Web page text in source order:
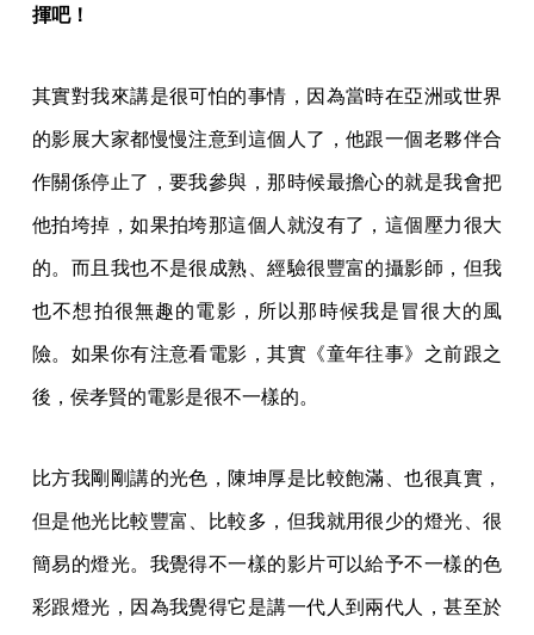
揮吧！
其實對我來講是很可怕的事情，因為當時在亞洲或世界
的影展大家都慢慢注意到這個人了，他跟一個老夥伴合
作關係停止了，要我參與，那時候最擔心的就是我會把
他拍垮掉，如果拍垮那這個人就沒有了，這個壓力很大
的。而且我也不是很成熟、經驗很豐富的攝影師，但我
也不想拍很無趣的電影，所以那時候我是冒很大的風
險。如果你有注意看電影，其實《童年往事》之前跟之
後，侯孝賢的電影是很不一樣的。
比方我剛剛講的光色，陳坤厚是比較飽滿、也很真實，
但是他光比較豐富、比較多，但我就用很少的燈光、很
簡易的燈光。我覺得不一樣的影片可以給予不一樣的色
彩跟燈光，因為我覺得它是講一代人到兩代人，甚至於